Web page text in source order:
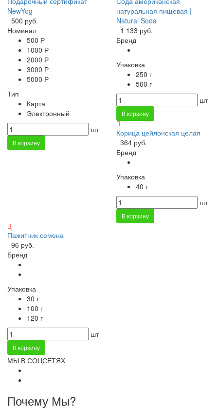
NewYog
500 руб.
Номинал
500 Р
1000 Р
2000 Р
3000 Р
5000 Р
Тип
Карта
Электронный
шт
В корзину
натуральная пищевая |
Natural Soda
1 133 руб.
Бренд
Упаковка
250 г
500 г
шт
В корзину
Корица цейлонская целая
364 руб.
Бренд
Упаковка
40 г
шт
В корзину
Пажитник семена
96 руб.
Бренд
Упаковка
30 г
100 г
120 г
шт
В корзину
МЫ В СОЦСЕТЯХ
Почему Мы?